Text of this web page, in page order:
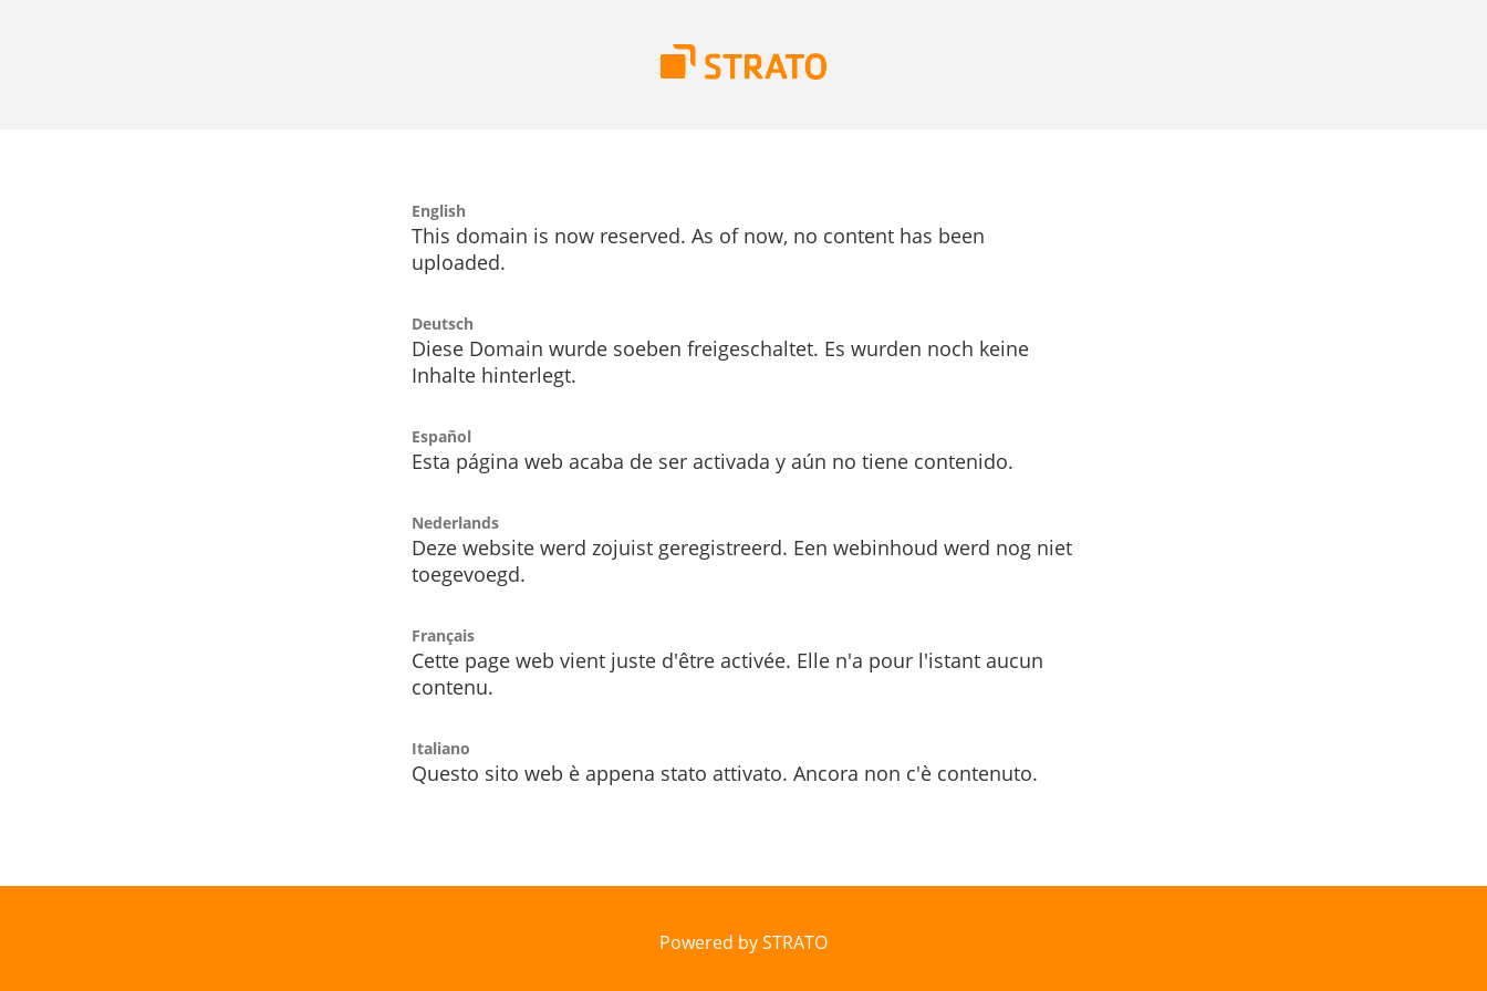
English
This domain is now reserved. As of now, no content has been
uploaded.
Deutsch
Diese Domain wurde soeben freigeschaltet. Es wurden noch keine
Inhalte hinterlegt.
Español
Esta página web acaba de ser activada y aún no tiene contenido.
Nederlands
Deze website werd zojuist geregistreerd. Een webinhoud werd nog niet
toegevoegd.
Français
Cette page web vient juste d'être activée. Elle n'a pour l'istant aucun
contenu.
Italiano
Questo sito web è appena stato attivato. Ancora non c'è contenuto.
Powered by STRATO